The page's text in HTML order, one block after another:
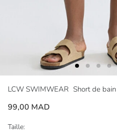
LCW SWIMWEAR Short de
99,00 MAD
Taille: